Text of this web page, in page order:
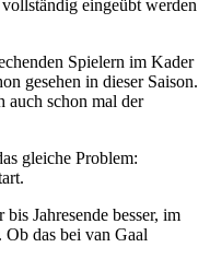
eingeübt werden
Spielern im Kader
gesehen in dieser Saison.
auch schon mal der
gleiche Problem:
Jahresende besser, im
Ob das bei van Gaal